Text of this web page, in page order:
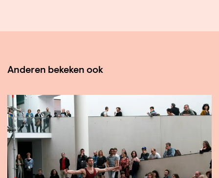
Anderen bekeken ook